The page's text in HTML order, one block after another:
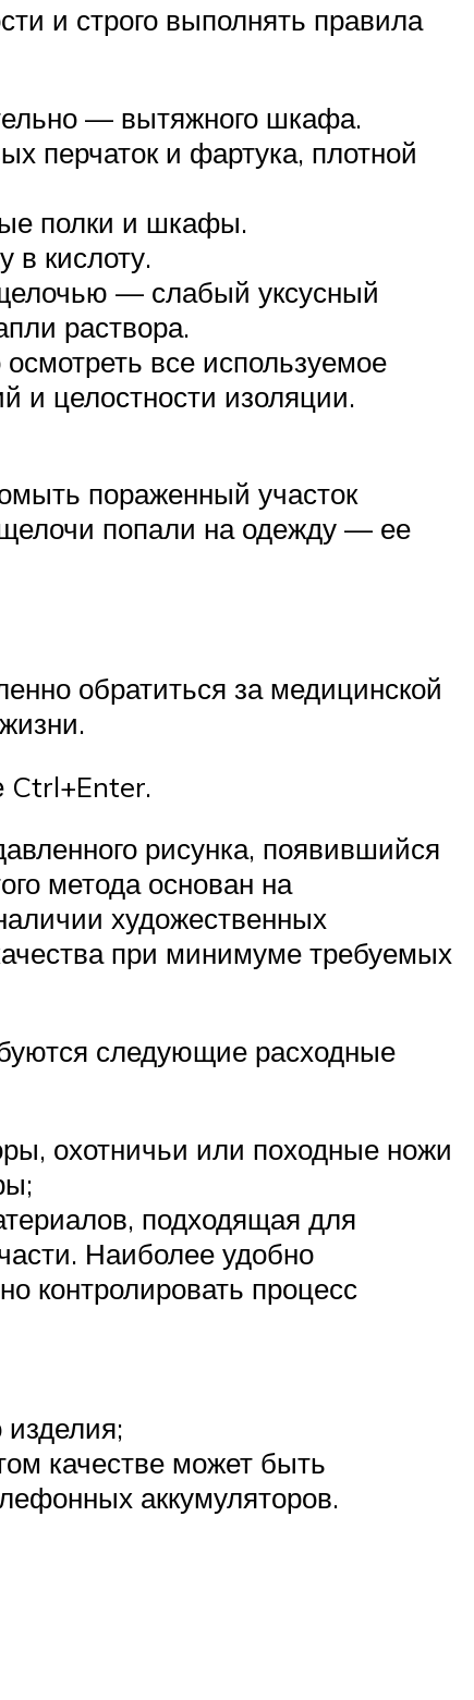
и строго выполнять правила
— вытяжного шкафа.
перчаток и фартука, плотной
полки и шкафы.
кислоту.
— слабый уксусный
раствора.
все используемое
и целостности изоляции.
пораженный участок
попали на одежду — ее
обратиться за медицинской
Ctrl+Enter.
рисунка, появившийся
метода основан на
художественных
при минимуме требуемых
следующие расходные
охотничьи или походные ножи
подходящая для
Наиболее удобно
контролировать процесс
изделия;
качестве может быть
аккумуляторов.